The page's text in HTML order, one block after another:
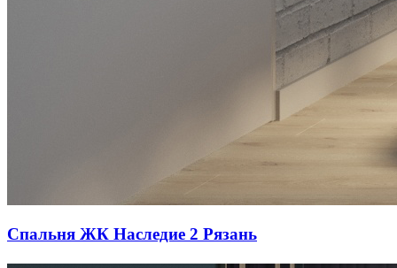
Спальня ЖК Наследие 2 Рязань